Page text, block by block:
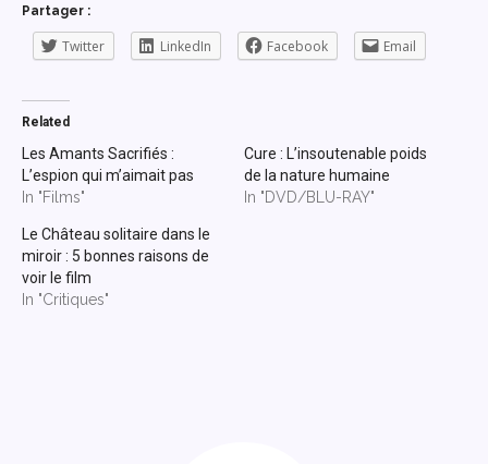
Partager :
Twitter LinkedIn Facebook Email
Related
Les Amants Sacrifiés :
L’espion qui m’aimait pas
In "Films"
Cure : L’insoutenable poids
de la nature humaine
In "DVD/BLU-RAY"
Le Château solitaire dans le
miroir : 5 bonnes raisons de
voir le film
In "Critiques"